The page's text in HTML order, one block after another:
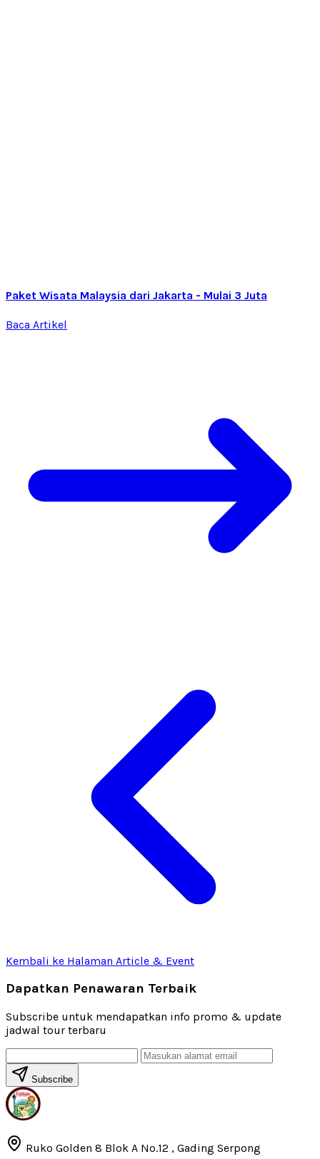
Paket Wisata Malaysia dari Jakarta - Mulai 3 Juta
Baca Artikel
Kembali ke Halaman Article & Event
Dapatkan Penawaran Terbaik
Subscribe untuk mendapatkan info promo & update
jadwal tour terbaru
Subscribe
Ruko Golden 8 Blok A No.12 , Gading Serpong